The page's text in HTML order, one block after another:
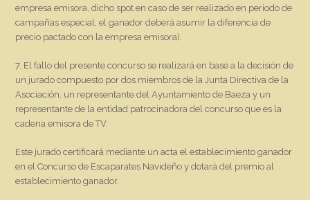
empresa emisora, dicho spot en caso de ser realizado en periodo de
campañas especial, el ganador deberá asumir la diferencia de
precio pactado con la empresa emisora).
7. El fallo del presente concurso se realizará en base a la decisión de
un jurado compuesto por dos miembros de la Junta Directiva de la
Asociación, un representante del Ayuntamiento de Baeza y un
representante de la entidad patrocinadora del concurso que es la
cadena emisora de TV.
Este jurado certificará mediante un acta el establecimiento ganador
en el Concurso de Escaparates Navideño y dotará del premio al
establecimiento ganador.